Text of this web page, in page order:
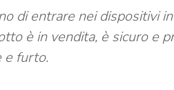
di entrare nei dispositivi
è in vendita, è sicuro e
e furto.